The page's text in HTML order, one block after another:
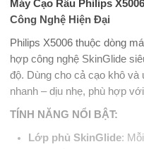
Máy Cạo Râu Philips
Công Nghệ Hiện Đại
Philips X5006 thuộc dòng
hợp công nghệ SkinGlide
độ. Dùng cho cả cạo khô
nhanh – dịu nhẹ, phù hợp
TÍNH NĂNG NỔI BẬT:
Lớp phủ SkinGlide: